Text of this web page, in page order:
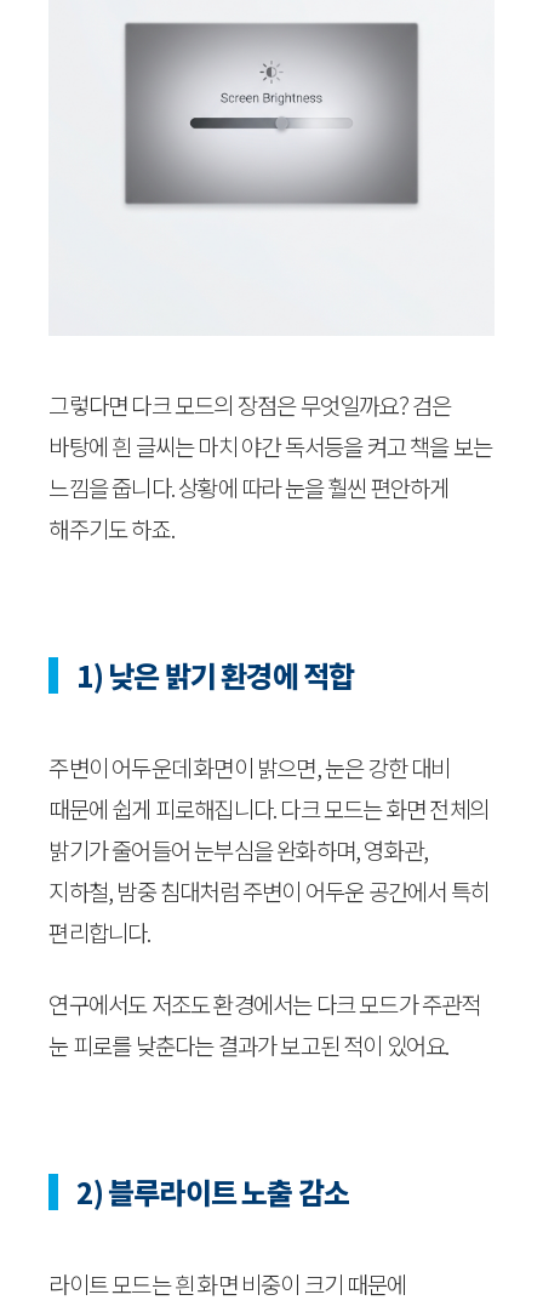
그렇다면 다크 모드의 장점은 무엇일까요? 검은
바탕에 흰 글씨는 마치 야간 독서등을 켜고 책을 보는
느낌을 줍니다. 상황에 따라 눈을 훨씬 편안하게
해주기도 하죠.
1) 낮은 밝기 환경에 적합
주변이 어두운데 화면이 밝으면, 눈은 강한 대비
때문에 쉽게 피로해집니다. 다크 모드는 화면 전체의
밝기가 줄어들어 눈부심을 완화하며, 영화관,
지하철, 밤중 침대처럼 주변이 어두운 공간에서 특히
편리합니다.
연구에서도 저조도 환경에서는 다크 모드가 주관적
눈 피로를 낮춘다는 결과가 보고된 적이 있어요.
2) 블루라이트 노출 감소
라이트 모드는 흰 화면 비중이 크기 때문에